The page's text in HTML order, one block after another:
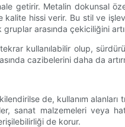
getirir. Metalin
hissi verir. Bu stil ve
arasında çekiciliğini
kullanılabilir olup,
cazibelerini daha da
de, kullanım alanları
sanat malzemeleri veya
de korur.